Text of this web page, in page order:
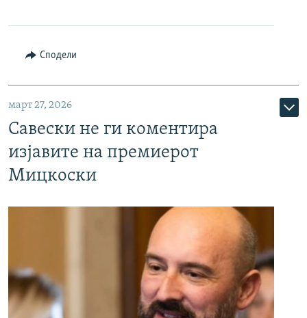
Сподели
март 27, 2026
Савески не ги коментира
изјавите на премиерот
Мицкоски